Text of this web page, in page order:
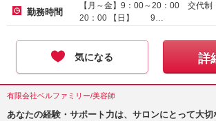
勤務時間
【月～金】9：00～20：00 交代
20：00 【日】 9…
気になる 詳
有限会社ベルファミリー/美容師
あなたの経験・サポート力は、サロンにとって大